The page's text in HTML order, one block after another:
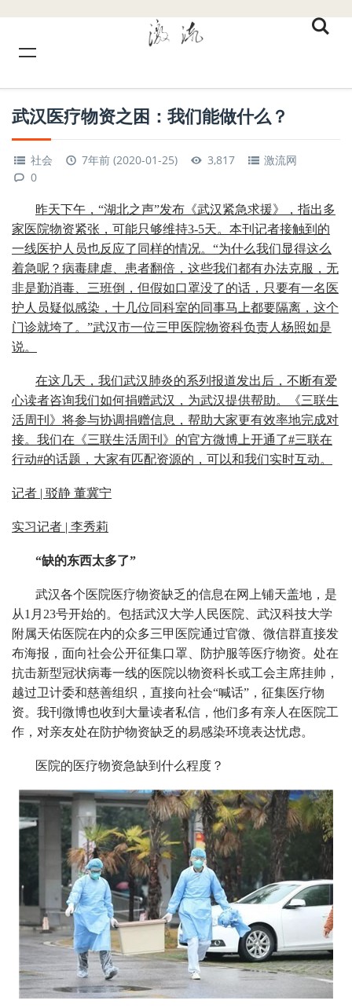
武汉医疗物资之困：我们能做什么？
社会 7年前 (2020-01-25) 3,817
激流网
0
昨天下午，“湖北之声”发布《武汉紧急求援》，指出多
家医院物资紧张，可能只够维持3-5天。本刊记者接触到的
一线医护人员也反应了同样的情况。“为什么我们显得这么
着急呢？病毒肆虐、患者翻倍，这些我们都有办法克服，无
非是勤消毒、三班倒，但假如口罩没了的话，只要有一名医
护人员疑似感染，十几位同科室的同事马上都要隔离，这个
门诊就垮了。”武汉市一位三甲医院物资科负责人杨照如是
说。
在这几天，我们武汉肺炎的系列报道发出后，不断有爱
心读者咨询我们如何捐赠武汉，为武汉提供帮助。《三联生
活周刊》将参与协调捐赠信息，帮助大家更有效率地完成对
接。我们在《三联生活周刊》的官方微博上开通了#三联在
行动#的话题，大家有匹配资源的，可以和我们实时互动。
记者 | 驳静 董冀宁
实习记者 | 李秀莉
“缺的东西太多了”
武汉各个医院医疗物资缺乏的信息在网上铺天盖地，是
从1月23号开始的。包括武汉大学人民医院、武汉科技大学
附属天佑医院在内的众多三甲医院通过官微、微信群直接发
布海报，面向社会公开征集口罩、防护服等医疗物资。处在
抗击新型冠状病毒一线的医院以物资科长或工会主席挂帅，
越过卫计委和慈善组织，直接向社会“喊话”，征集医疗物
资。我刊微博也收到大量读者私信，他们多有亲人在医院工
作，对亲友处在防护物资缺乏的易感染环境表达忧虑。
医院的医疗物资急缺到什么程度？